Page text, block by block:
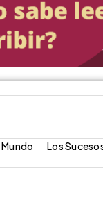
Mundo Los